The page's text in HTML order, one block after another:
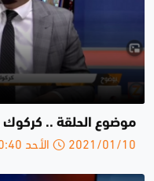
موضوع الحلقة .. كركوك
2021/01/10 الأحد 10:40 ص